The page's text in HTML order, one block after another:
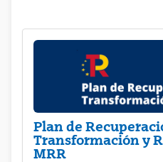
Plan de
Transformación y
MRR